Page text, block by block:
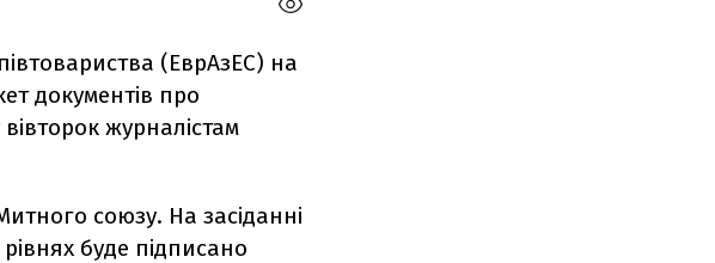
(ЕврАзЕС) на
документів про
журналістам
союзу. На засіданні
буде підписано